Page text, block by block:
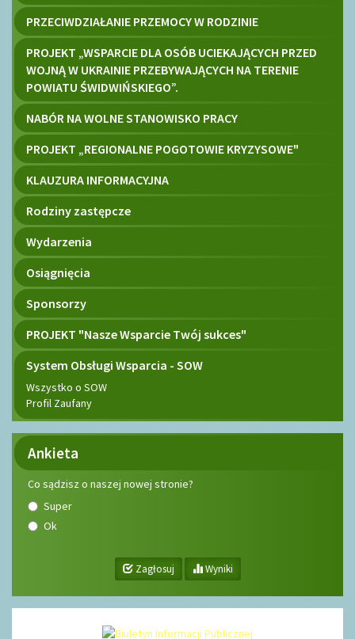
PRZECIWDZIAŁANIE PRZEMOCY W RODZINIE
PROJEKT „WSPARCIE DLA OSÓB UCIEKAJĄCYCH PRZED
WOJNĄ W UKRAINIE PRZEBYWAJĄCYCH NA TERENIE
POWIATU ŚWIDWIŃSKIEGO”.
NABÓR NA WOLNE STANOWISKO PRACY
PROJEKT „REGIONALNE POGOTOWIE KRYZYSOWE"
KLAUZURA INFORMACYJNA
Rodziny zastępcze
Wydarzenia
Osiągnięcia
Sponsorzy
PROJEKT "Nasze Wsparcie Twój sukces"
System Obsługi Wsparcia - SOW
Wszystko o SOW
Profil Zaufany
Ankieta
Co sądzisz o naszej nowej stronie?
Super
Ok
Zagłosuj Wyniki